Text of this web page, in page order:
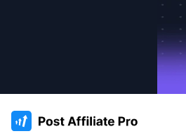
:site.title